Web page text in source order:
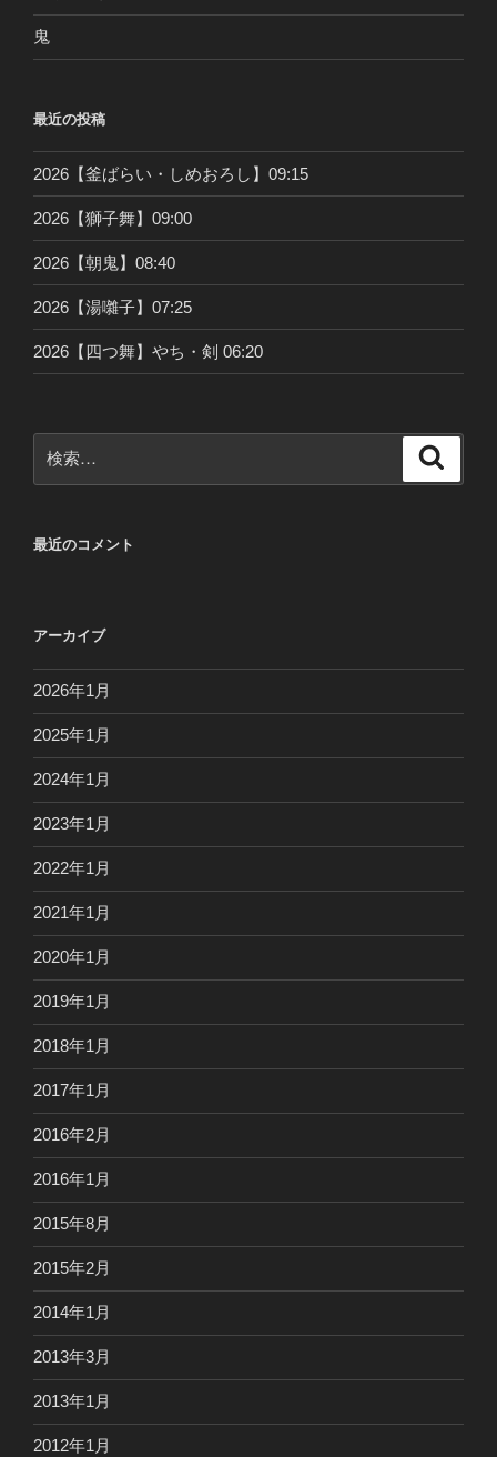
鬼
最近の投稿
2026【釜ばらい・しめおろし】09:15
2026【獅子舞】09:00
2026【朝鬼】08:40
2026【湯囃子】07:25
2026【四つ舞】やち・剣 06:20
索:
最近のコメント
アーカイブ
2026年1月
2025年1月
2024年1月
2023年1月
2022年1月
2021年1月
2020年1月
2019年1月
2018年1月
2017年1月
2016年2月
2016年1月
2015年8月
2015年2月
2014年1月
2013年3月
2013年1月
2012年1月